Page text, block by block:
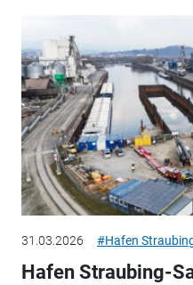
31.03.2026 #Hafen
Hafen Straubing-